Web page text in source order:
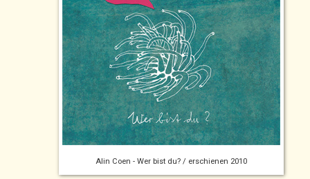
Alin Coen - Wer bist du? / erschienen 2010